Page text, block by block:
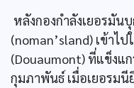
หลังกองกำลังเยอรมัน
(noman’sland) เข้าไ
(Douaumont) ที่แข็งแ
กุมภาพันธ์ เมื่อเยอรม